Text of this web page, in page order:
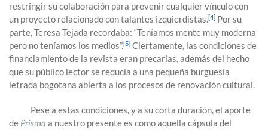
restringir su colaboración para prevenir cualquier vínculo con
un proyecto relacionado con talantes izquierdistas.[4] Por su
parte, Teresa Tejada recordaba: “Teníamos mente muy moderna
pero no teníamos los medios”.[5] Ciertamente, las condiciones de
financiamiento de la revista eran precarias, además del hecho
que su público lector se reducía a una pequeña burguesía
letrada bogotana abierta a los procesos de renovación cultural.
Pese a estas condiciones, y a su corta duración, el aporte
de Prisma a nuestro presente es como aquella cápsula del